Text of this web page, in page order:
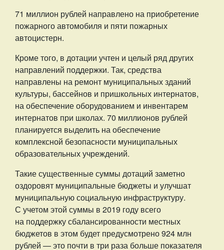
71 миллион рублей направлено на приобретение
пожарного автомобиля и пяти пожарных
автоцистерн.
Кроме того, в дотации учтен и целый ряд других
направлений поддержки. Так, средства
направлены на ремонт муниципальных зданий
культуры, бассейнов и пришкольных интернатов,
на обеспечение оборудованием и инвентарем
интернатов при школах. 70 миллионов рублей
планируется выделить на обеспечение
комплексной безопасности муниципальных
образовательных учреждений.
Такие существенные суммы дотаций заметно
оздоровят муниципальные бюджеты и улучшат
муниципальную социальную инфраструктуру.
С учетом этой суммы в 2019 году всего
на поддержку сбалансированности местных
бюджетов в этом будет предусмотрено 924 млн
рублей — это почти в три раза больше показателя